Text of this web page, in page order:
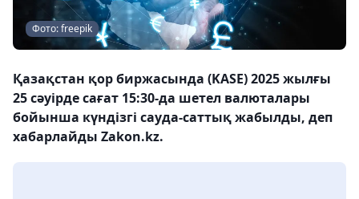
Фото: freepik
Қазақстан қор биржасында (KASE) 2025 жылғы
25 сәуірде сағат 15:30-да шетел валюталары
бойынша күндізгі сауда-саттық жабылды, деп
хабарлайды Zakon.kz.